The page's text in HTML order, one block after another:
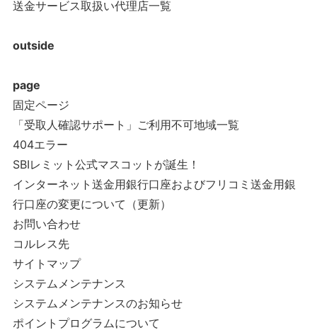
送金サービス取扱い代理店一覧
outside
page
固定ページ
「受取人確認サポート」ご利用不可地域一覧
404エラー
SBIレミット公式マスコットが誕生！
インターネット送金用銀行口座およびフリコミ送金用銀
行口座の変更について（更新）
お問い合わせ
コルレス先
サイトマップ
システムメンテナンス
システムメンテナンスのお知らせ
ポイントプログラムについて